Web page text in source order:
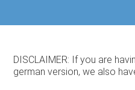
DISCLAIMER: If you are
german version, we also